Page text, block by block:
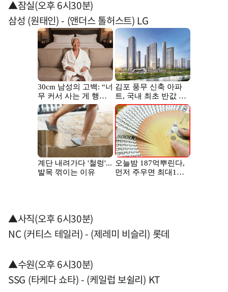
▲잠실(오후 6시30분)
삼성 (원태인) - (앤더스 톨허스트) LG
▲사직(오후 6시30분)
NC (커티스 테일러) - (제레미 비슬리) 롯데
▲수원(오후 6시30분)
SSG (타케다 쇼타) - (케일럽 보쉴리) KT